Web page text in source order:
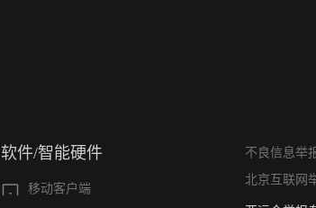
软件/智能硬件
移动客户端
不良信息举
北京互联网
算法推荐专